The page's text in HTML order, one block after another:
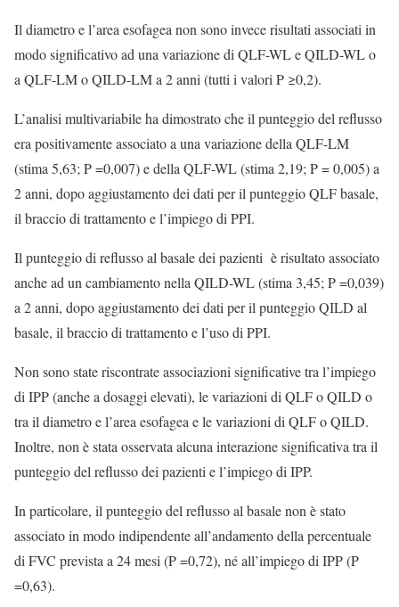
Il diametro e l’area esofagea non sono invece risultati associati in
modo significativo ad una variazione di QLF-WL e QILD-WL o
a QLF-LM o QILD-LM a 2 anni (tutti i valori P ≥0,2).
L’analisi multivariabile ha dimostrato che il punteggio del reflusso
era positivamente associato a una variazione della QLF-LM
(stima 5,63; P =0,007) e della QLF-WL (stima 2,19; P = 0,005) a
2 anni, dopo aggiustamento dei dati per il punteggio QLF basale,
il braccio di trattamento e l’impiego di PPI.
Il punteggio di reflusso al basale dei pazienti è risultato associato
anche ad un cambiamento nella QILD-WL (stima 3,45; P =0,039)
a 2 anni, dopo aggiustamento dei dati per il punteggio QILD al
basale, il braccio di trattamento e l’uso di PPI.
Non sono state riscontrate associazioni significative tra l’impiego
di IPP (anche a dosaggi elevati), le variazioni di QLF o QILD o
tra il diametro e l’area esofagea e le variazioni di QLF o QILD.
Inoltre, non è stata osservata alcuna interazione significativa tra il
punteggio del reflusso dei pazienti e l’impiego di IPP.
In particolare, il punteggio del reflusso al basale non è stato
associato in modo indipendente all’andamento della percentuale
di FVC prevista a 24 mesi (P =0,72), né all’impiego di IPP (P
=0,63).